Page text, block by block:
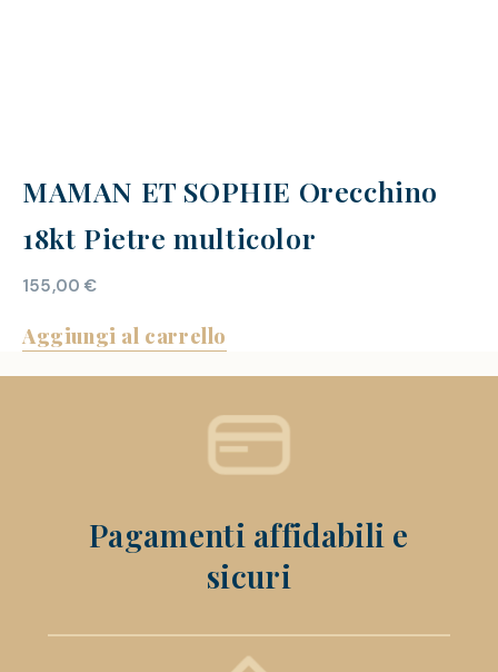
MAMAN ET SOPHIE Orecchino
18kt Pietre multicolor
155,00€
Aggiungi al carrello
Pagamenti affidabili e
sicuri